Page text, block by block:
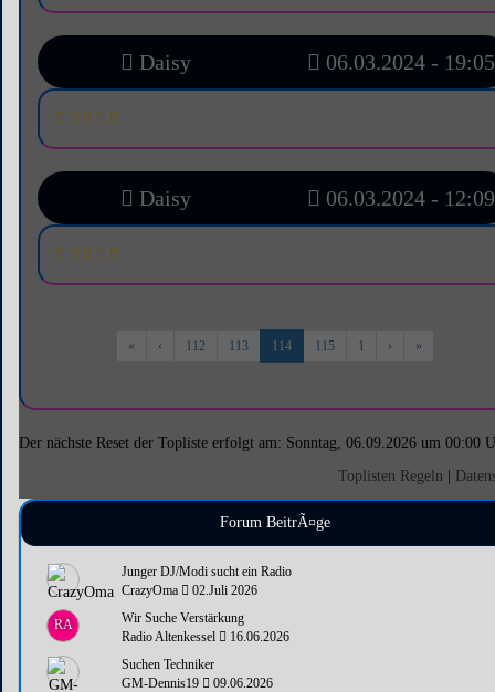
Daisy 06.03.2024 - 19:05
Daisy 06.03.2024 - 12:09
« ‹ 112 113 114 115 1 › »
Der nächste Reset der Topliste erfolgt am: Sonntag, 06.09.2026 um 00:00
Toplisten Regeln
Forum BeitrÃ¤ge
Junger DJ/Modi sucht ein Radio
CrazyOma
02.Juli 2026
RA
Wir Suche Verstärkung
Radio Altenkessel
16.06.2026
Suchen Techniker
GM-Dennis19
09.06.2026